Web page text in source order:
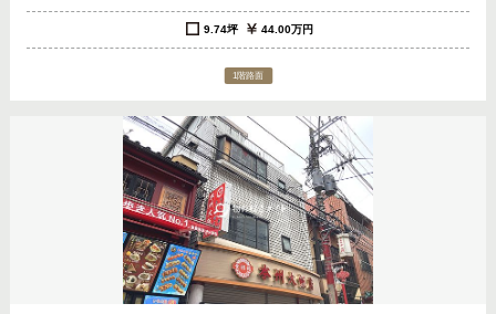
9.74坪 44.00万円